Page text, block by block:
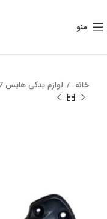
منو
خانه لوازم یدکی هایس 2007
به علت نوسان ارز ، لطفا قبل